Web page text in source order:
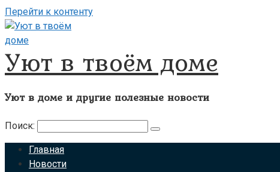
Перейти к контенту
Уют в твоём доме
Уют в доме и другие полезные новости
Поиск:
Главная
Новости